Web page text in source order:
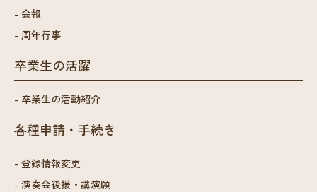
会報
周年行事
卒業生の活躍
卒業生の活動紹介
各種申請・手続き
登録情報変更
演奏会後援・講演願